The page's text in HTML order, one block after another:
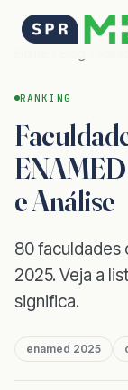
RANKING
e Análise
80 faculdades
2025. Veja a
significa.
enamed 2025